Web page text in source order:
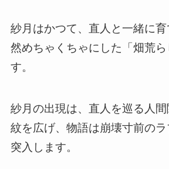
紗月はかつて、直人と一緒に
然めちゃくちゃにした「畑荒
す。
紗月の出現は、直人を巡る人
紋を広げ、物語は崩壊寸前のラ
突入します。